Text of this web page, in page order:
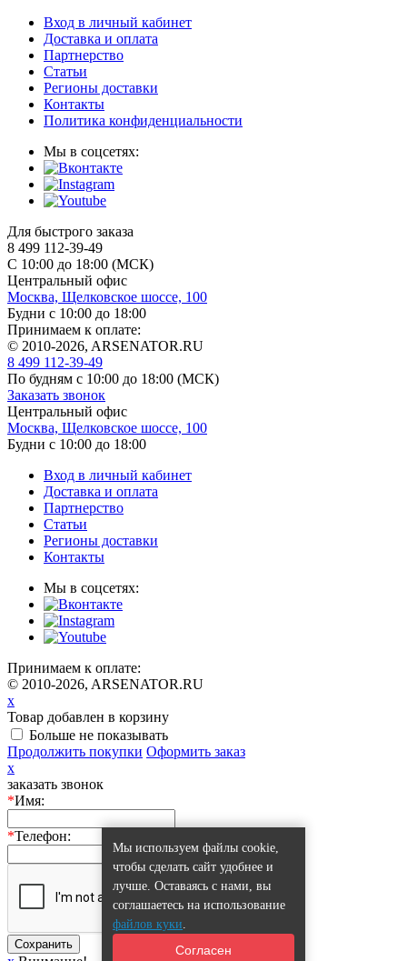
Мы используем файлы cookie,
чтобы сделать сайт удобнее и
лучше. Оставаясь с нами, вы
соглашаетесь на использование
файлов куки.
Согласен
Вход в личный кабинет
Доставка и оплата
Партнерство
Статьи
Регионы доставки
Контакты
Политика конфиденциальности
Мы в соцсетях:
Для быстрого заказа
8 499 112-39-49
С 10:00 до 18:00 (МСК)
Центральный офис
Москва, Щелковское шоссе, 100
Будни с 10:00 до 18:00
Принимаем к оплате:
© 2010-2026, ARSENATOR.RU
8 499 112-39-49
По будням с 10:00 до 18:00 (МСК)
Заказать звонок
Центральный офис
Москва, Щелковское шоссе, 100
Будни с 10:00 до 18:00
Вход в личный кабинет
Доставка и оплата
Партнерство
Статьи
Регионы доставки
Контакты
Мы в соцсетях:
Принимаем к оплате:
© 2010-2026, ARSENATOR.RU
x
Товар добавлен в корзину
Больше не показывать
Продолжить покупки Оформить заказ
x
заказать звонок
*Имя:
*Телефон:
Сохранить